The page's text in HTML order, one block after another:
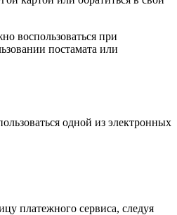
воспользоваться при
постамата или
одной из электронных
платежного сервиса, следуя